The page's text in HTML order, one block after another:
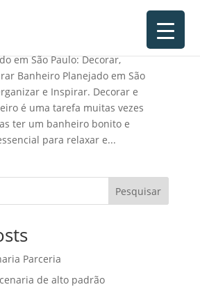
em São Paulo
em São Paulo: Decorar,
Banheiro Planejado em São
e Inspirar. Decorar e
é uma tarefa muitas vezes
ter um banheiro bonito e
para relaxar e...
Pesquisar
Parceria
de alto padrão